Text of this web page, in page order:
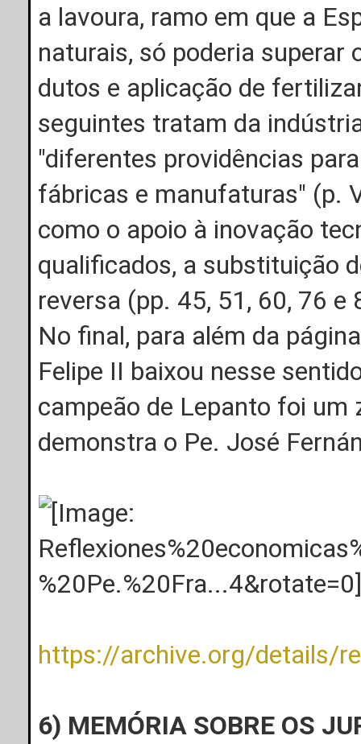
a lavoura, ramo em que a
naturais, só poderia
dutos e aplicação de
seguintes tratam da
"diferentes providências
fábricas e manufaturas" (p.
como o apoio à inovação
qualificados, a substituição
reversa (pp. 45, 51, 60, 76 e
No final, para além da
Felipe II baixou nesse
campeão de Lepanto foi um
demonstra o Pe. José
https://archive.org/details/
6) MEMÓRIA SOBRE OS